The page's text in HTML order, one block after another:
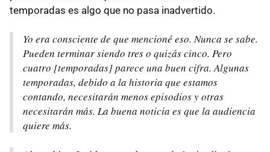
temporadas es algo que no pasa inadvertido.
Yo era consciente de que mencioné eso. Nunca se sabe.
Pueden terminar siendo tres o quizás cinco. Pero
cuatro [temporadas] parece una buen cifra. Algunas
temporadas, debido a la historia que estamos
contando, necesitarán menos episodios y otras
necesitarán más. La buena noticia es que la audiencia
quiere más.